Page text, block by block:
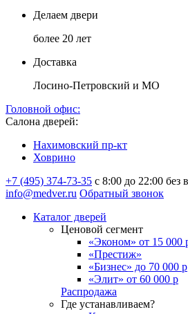
Делаем двери
более 20 лет
Доставка
Лосино-Петровский и МО
Головной офис:
Салона дверей:
Нахимовский пр-кт
Ховрино
+7 (495) 374-73-35 с 8:00 до 22:00 без
info@medver.ru Обратный звонок
Каталог дверей
Ценовой сегмент
«Эконом» от 15 000
«Престиж»
«Бизнес» до 70 000 р
«Элит» от 60 000 р
Распродажа
Где устанавливаем?